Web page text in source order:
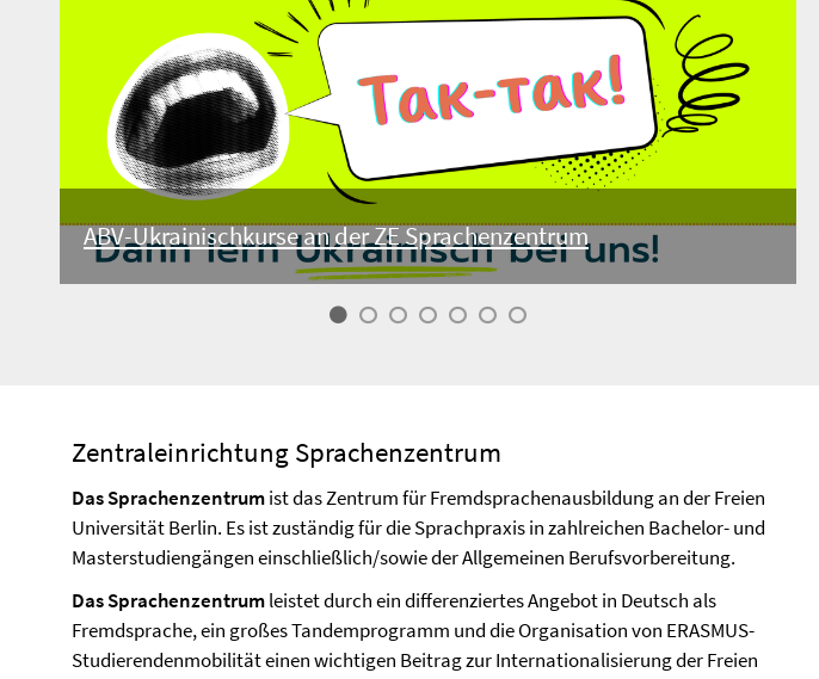
ABV-Ukrainischkurse an der ZE Sprachenzentrum
Zentraleinrichtung Sprachenzentrum
Das Sprachenzentrumist das Zentrum für Fremdsprachenausbildung an der Freien
Universität Berlin. Es ist zuständig für die Sprachpraxis in zahlreichen Bachelor- und
Masterstudiengängen einschließlich/sowie der Allgemeinen Berufsvorbereitung.
Das Sprachenzentrumleistet durch ein differenziertes Angebot in Deutsch als
Fremdsprache, ein großes Tandemprogramm und die Organisation von ERASMUS-
Studierendenmobilität einen wichtigen Beitrag zur Internationalisierung der Freien